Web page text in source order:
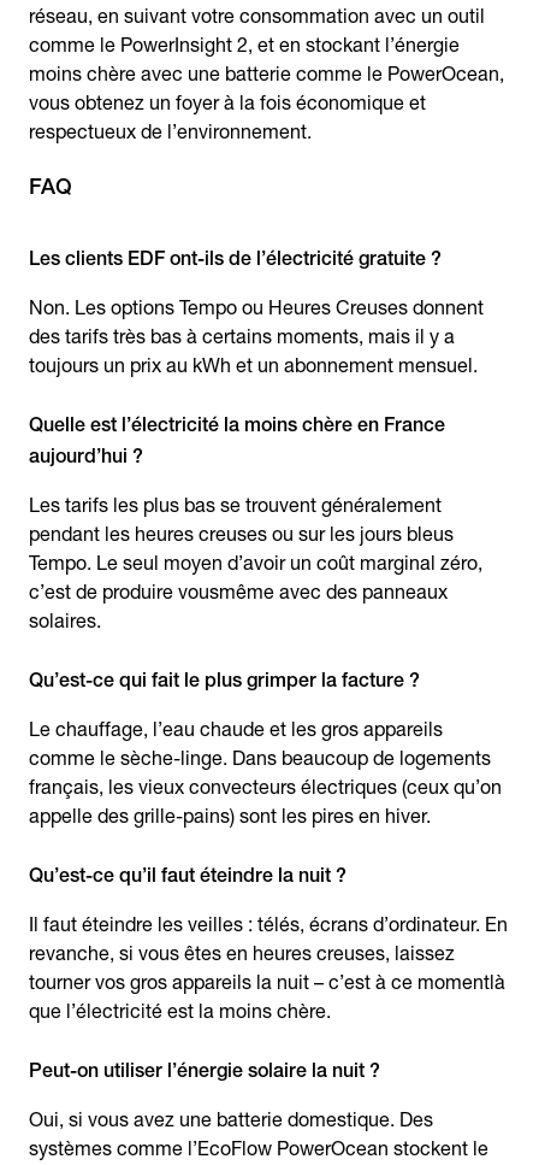
réseau, en suivant votre consommation avec un outil
comme le PowerInsight 2, et en stockant l’énergie
moins chère avec une batterie comme le PowerOcean,
vous obtenez un foyer à la fois économique et
respectueux de l’environnement.
FAQ
Les clients EDF ont-ils de l’électricité gratuite ?
Non. Les options Tempo ou Heures Creuses donnent
des tarifs très bas à certains moments, mais il y a
toujours un prix au kWh et un abonnement mensuel.
Quelle est l’électricité la moins chère en France
aujourd’hui ?
Les tarifs les plus bas se trouvent généralement
pendant les heures creuses ou sur les jours bleus
Tempo. Le seul moyen d’avoir un coût marginal zéro,
c’est de produire vousmême avec des panneaux
solaires.
Qu’est-ce qui fait le plus grimper la facture ?
Le chauffage, l’eau chaude et les gros appareils
comme le sèche-linge. Dans beaucoup de logements
français, les vieux convecteurs électriques (ceux qu’on
appelle des grille-pains) sont les pires en hiver.
Qu’est-ce qu’il faut éteindre la nuit ?
Il faut éteindre les veilles : télés, écrans d’ordinateur. En
revanche, si vous êtes en heures creuses, laissez
tourner vos gros appareils la nuit – c’est à ce momentlà
que l’électricité est la moins chère.
Peut-on utiliser l’énergie solaire la nuit ?
Oui, si vous avez une batterie domestique. Des
systèmes comme l’EcoFlow PowerOcean stockent le